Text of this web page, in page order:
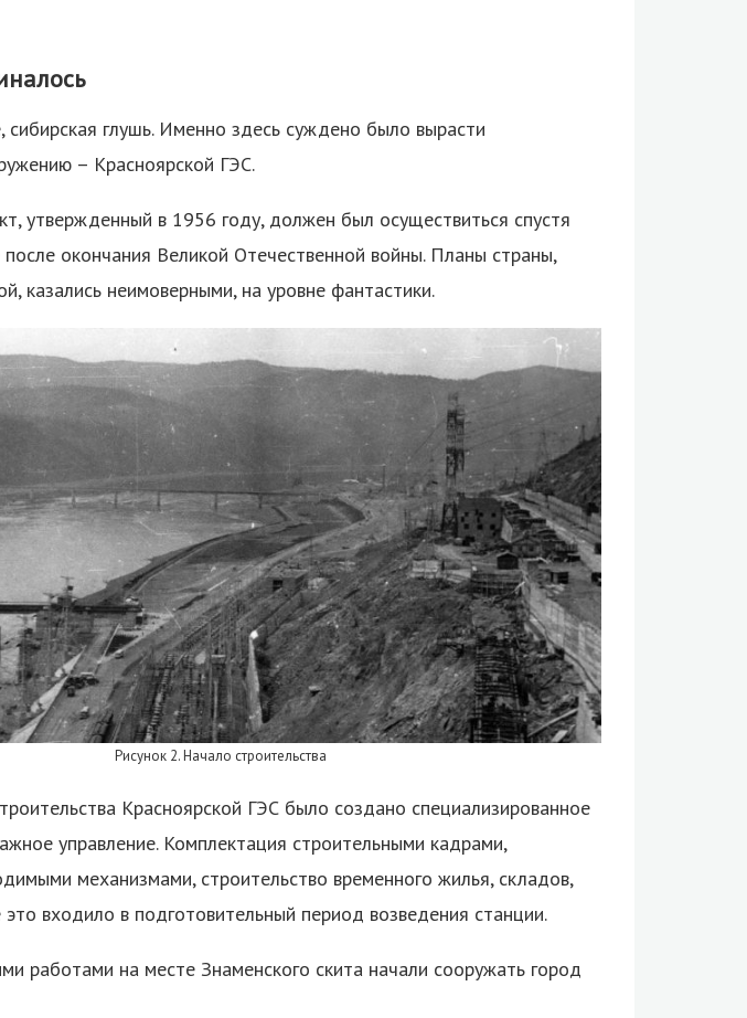
сибирская глушь. Именно здесь суждено было вырасти
– Красноярской ГЭС.
утвержденный в 1956 году, должен был осуществиться спустя
окончания Великой Отечественной войны. Планы страны,
казались неимоверными, на уровне фантастики.
Рисунок 2. Начало строительства
Красноярской ГЭС было создано специализированное
управление. Комплектация строительными кадрами,
механизмами, строительство временного жилья, складов,
входило в подготовительный период возведения станции.
работами на месте Знаменского скита начали сооружать город